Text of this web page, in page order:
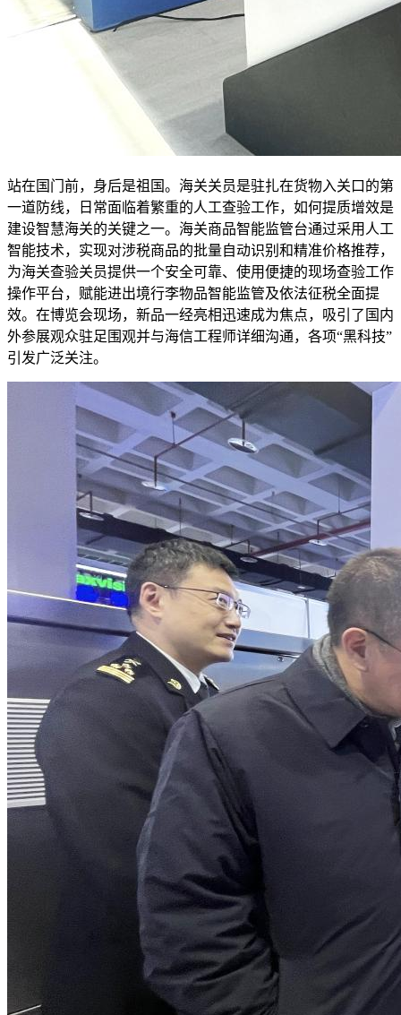
站在国门前，身后是祖国。海关关员是驻扎在货物入关口的第
一道防线，日常面临着繁重的人工查验工作，如何提质增效是
建设智慧海关的关键之一。海关商品智能监管台通过采用人工
智能技术，实现对涉税商品的批量自动识别和精准价格推荐，
为海关查验关员提供一个安全可靠、使用便捷的现场查验工作
操作平台，赋能进出境行李物品智能监管及依法征税全面提
效。在博览会现场，新品一经亮相迅速成为焦点，吸引了国内
外参展观众驻足围观并与海信工程师详细沟通，各项“黑科技”
引发广泛关注。